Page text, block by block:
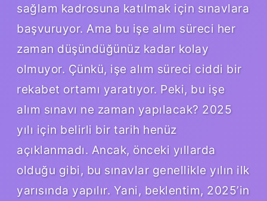
sağlam kadrosuna katılmak için sınavlara
başvuruyor. Ama bu işe alım süreci her
zaman düşündüğünüz kadar kolay
olmuyor. Çünkü, işe alım süreci ciddi bir
rekabet ortamı yaratıyor. Peki, bu işe
alım sınavı ne zaman yapılacak? 2025
yılı için belirli bir tarih henüz
açıklanmadı. Ancak, önceki yıllarda
olduğu gibi, bu sınavlar genellikle yılın ilk
yarısında yapılır. Yani, beklentim, 2025’in